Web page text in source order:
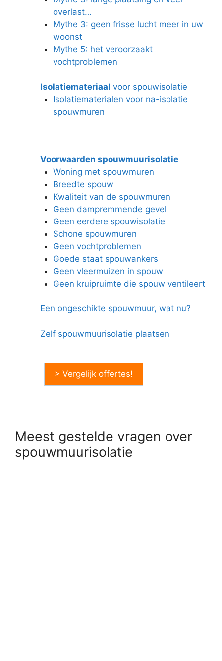
overlast…
Mythe 3: geen frisse lucht meer in uw
woonst
Mythe 5: het veroorzaakt
vochtproblemen
Isolatiemateriaal voor spouwisolatie
Isolatiematerialen voor na-isolatie
spouwmuren
Voorwaarden spouwmuurisolatie
Woning met spouwmuren
Breedte spouw
Kwaliteit van de spouwmuren
Geen dampremmende gevel
Geen eerdere spouwisolatie
Schone spouwmuren
Geen vochtproblemen
Goede staat spouwankers
Geen vleermuizen in spouw
Geen kruipruimte die spouw ventileert
Een ongeschikte spouwmuur, wat nu?
Zelf spouwmuurisolatie plaatsen
> Vergelijk offertes!
Meest gestelde vragen over
spouwmuurisolatie